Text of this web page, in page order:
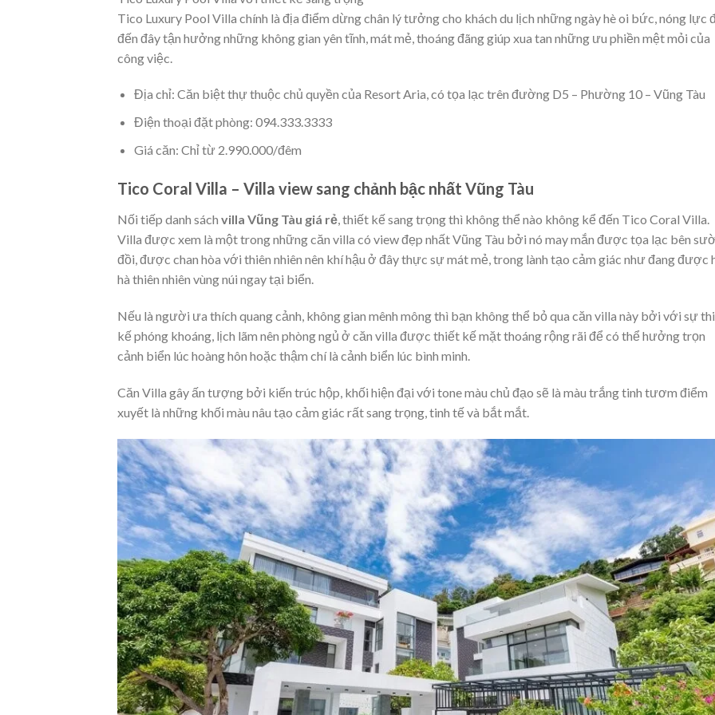
Tico Luxury Pool Villa chính là địa điểm dừng chân lý tưởng cho khách du lịch những ngày hè oi bức, nóng lực
đến đây tận hưởng những không gian yên tĩnh, mát mẻ, thoáng đãng giúp xua tan những ưu phiền mệt mỏi của
công việc.
Địa chỉ: Căn biệt thự thuộc chủ quyền của Resort Aria, có tọa lạc trên đường D5 – Phường 10 – Vũng Tàu
Điện thoại đặt phòng: 094.333.3333
Giá căn: Chỉ từ 2.990.000/đêm
Tico Coral Villa – Villa view sang chảnh bậc nhất Vũng Tàu
Nối tiếp danh sách villa Vũng Tàu giá rẻ, thiết kế sang trọng thì không thể nào không kể đến Tico Coral Villa.
Villa được xem là một trong những căn villa có view đẹp nhất Vũng Tàu bởi nó may mắn được tọa lạc bên
đồi, được chan hòa với thiên nhiên nên khí hậu ở đây thực sự mát mẻ, trong lành tạo cảm giác như đang được
hà thiên nhiên vùng núi ngay tại biển.
Nếu là người ưa thích quang cảnh, không gian mênh mông thì bạn không thể bỏ qua căn villa này bởi với sự
kế phóng khoáng, lịch lãm nên phòng ngủ ở căn villa được thiết kế mặt thoáng rộng rãi để có thể hưởng trọn
cảnh biển lúc hoàng hôn hoặc thậm chí là cảnh biển lúc bình minh.
Căn Villa gây ấn tượng bởi kiến trúc hộp, khối hiện đại với tone màu chủ đạo sẽ là màu trắng tinh tươm điểm
xuyết là những khối màu nâu tạo cảm giác rất sang trọng, tinh tế và bắt mắt.